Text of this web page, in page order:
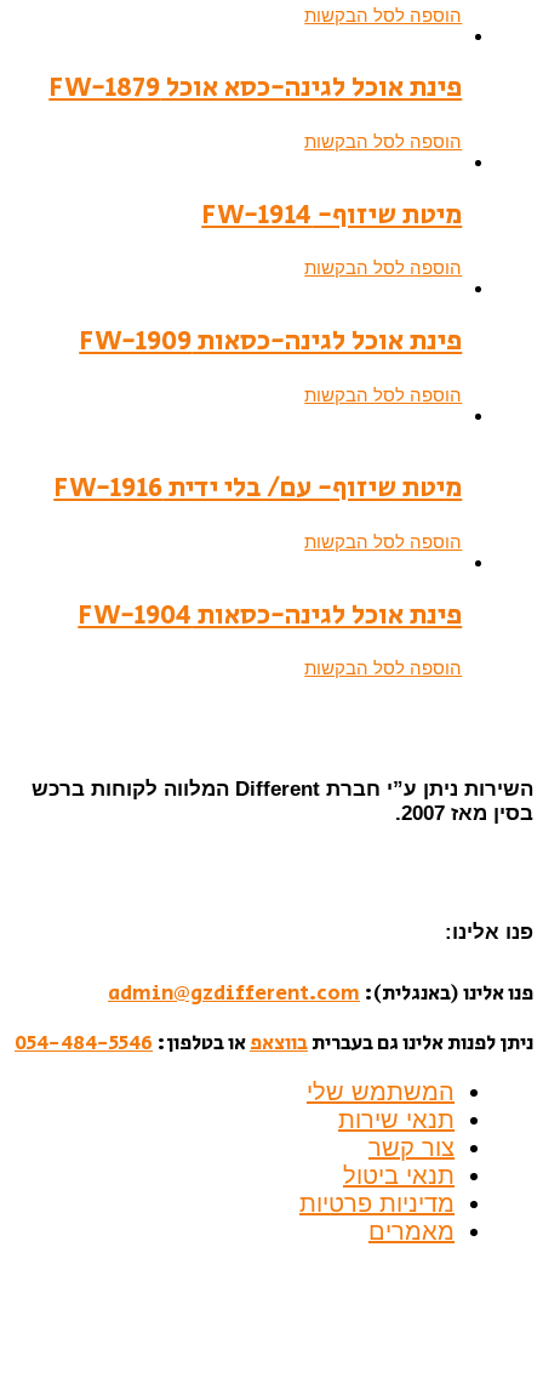
הוספה לסל הבקשות
פינת אוכל לגינה-כסא אוכל FW-1879
הוספה לסל הבקשות
מיטת שיזוף- FW-1914
הוספה לסל הבקשות
פינת אוכל לגינה-כסאות FW-1909
הוספה לסל הבקשות
מיטת שיזוף- עם/ בלי ידית FW-1916
הוספה לסל הבקשות
פינת אוכל לגינה-כסאות FW-1904
הוספה לסל הבקשות
השירות ניתן ע”י חברת Different המלווה לקוחות ברכש
בסין מאז 2007.
פנו אלינו:
פנו אלינו (באנגלית): admin@gzdifferent.com
ניתן לפנות אלינו גם בעבריתבווצאפאו בטלפון: 054-484-5546
המשתמש שלי
תנאי שירות
צור קשר
תנאי ביטול
מדיניות פרטיות
מאמרים